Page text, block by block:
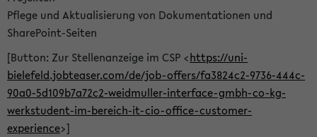
Pflege und Aktualisierung von Dokumentationen und
SharePoint-Seiten
[Button: Zur Stellenanzeige im CSP <https://uni-
bielefeld.jobteaser.com/de/job-offers/fa3824c2-9736-444c-
90a0-5d109b7a72c2-weidmuller-interface-gmbh-co-kg-
werkstudent-im-bereich-it-cio-office-customer-
experience>]